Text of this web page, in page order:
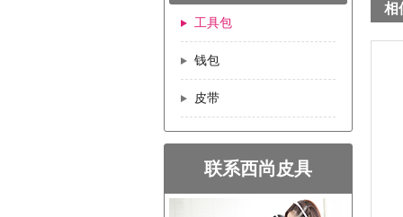
工具包
钱包
皮带
联系西尚皮具
相